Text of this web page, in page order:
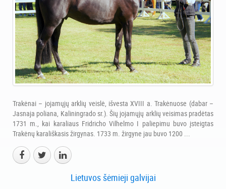
Trakėnai – jojamųjų arklių veislė, išvesta XVIII a. Trakėnuose (dabar –
Jasnaja poliana, Kaliningrado sr.). Šių jojamųjų arklių veisimas pradėtas
1731 m., kai karaliaus Fridricho Vilhelmo I paliepimu buvo įsteigtas
Trakėnų karališkasis žirgynas. 1733 m. žirgyne jau buvo 1200 ...
Lietuvos šėmieji galvijai